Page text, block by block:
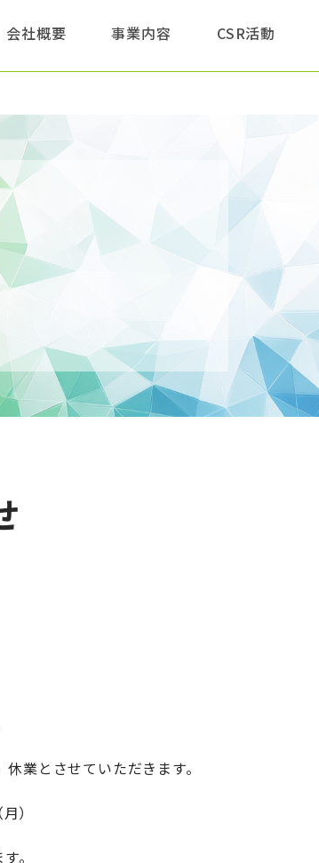
会社概要
事業内容 CSR活動
業とさせていただきます。
）
。